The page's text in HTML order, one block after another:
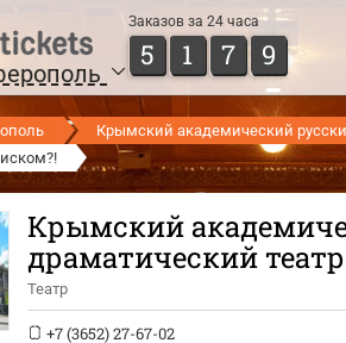
Заказов за 24 часа
5 1 7 9
Крымский академический
Крымский
драматический
Театр
+7 (3652) 27-67-02